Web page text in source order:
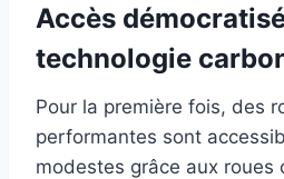
Accès
technologie
Pour la première fois, des
performantes sont
modestes grâce aux roues